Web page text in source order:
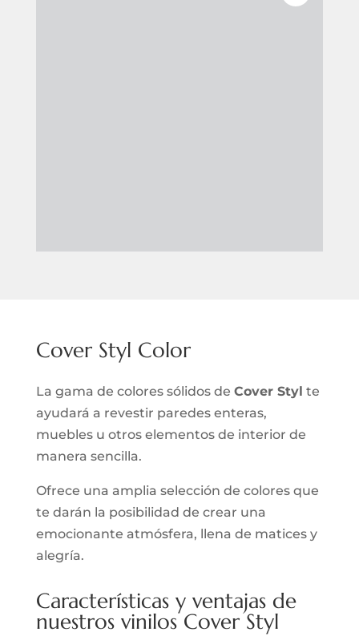
Cover Styl Color
La gama de colores sólidos de Cover Styl te
ayudará a revestir paredes enteras,
muebles u otros elementos de interior de
manera sencilla.
Ofrece una amplia selección de colores que
te darán la posibilidad de crear una
emocionante atmósfera, llena de matices y
alegría.
Características y ventajas de
nuestros vinilos Cover Styl